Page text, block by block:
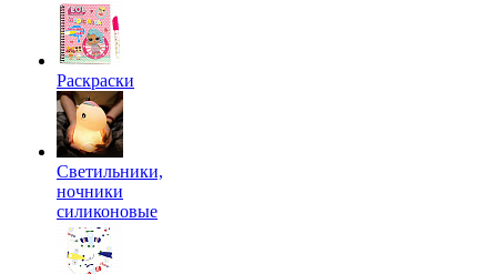
Раскраски
Светильники,
ночники
силиконовые